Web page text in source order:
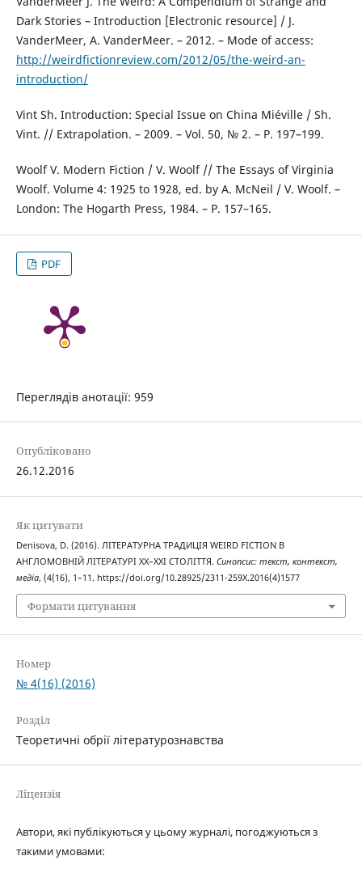
Dark Stories – Introduction [Electronic resource] / J.
VanderMeer, A. VanderMeer. – 2012. – Mode of access:
http://weirdfictionreview.com/2012/05/the-weird-an-
introduction/
Vint Sh. Introduction: Special Issue on China Miéville / Sh.
Vint. // Extrapolation. – 2009. – Vol. 50, № 2. – P. 197–199.
Woolf V. Modern Fiction / V. Woolf // The Essays of Virginia
Woolf. Volume 4: 1925 to 1928, ed. by A. McNeil / V. Woolf. –
London: The Hogarth Press, 1984. – P. 157–165.
PDF
Переглядів анотації: 959
Опубліковано
26.12.2016
Як цитувати
Denisova, D. (2016). ЛІТЕРАТУРНА ТРАДИЦІЯ WEIRD FICTION В
АНГЛОМОВНІЙ ЛІТЕРАТУРІ ХХ–ХХІ СТОЛІТТЯ. Синопсис: текст, контекст,
медіа, (4(16), 1–11. https://doi.org/10.28925/2311-259X.2016(4)1577
Формати цитування
Номер
№ 4(16) (2016)
Розділ
Теоретичні обрії літературознавства
Ліцензія
Автори, які публікуються у цьому журналі, погоджуються з
такими умовами: